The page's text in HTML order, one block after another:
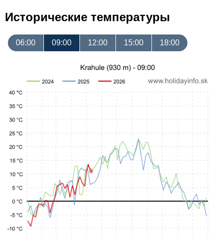
Исторические температуры
06:00 09:00 12:00 15:00 18:00